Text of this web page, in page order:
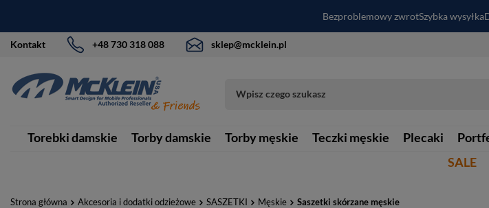
Bezproblemowy zwrotSzybka wysyłka
Kontakt +48 730 318 088 sklep@mcklein.pl
Torebki damskie Torby damskie Torby męskie Teczki męskie Plecaki
SALE
Strona główna Akcesoria i dodatki odzieżowe SASZETKI Męskie Saszetki skórzane męskie